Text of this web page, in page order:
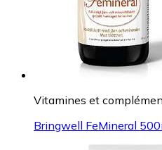
Vitamines et
Bringwell FeMineral